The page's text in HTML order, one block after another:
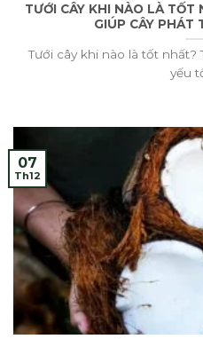
TƯỚI CÂY KHI NÀO LÀ TỐT
GIÚP CÂY PHÁT
Tưới cây khi nào là tốt
yếu
07
Th12